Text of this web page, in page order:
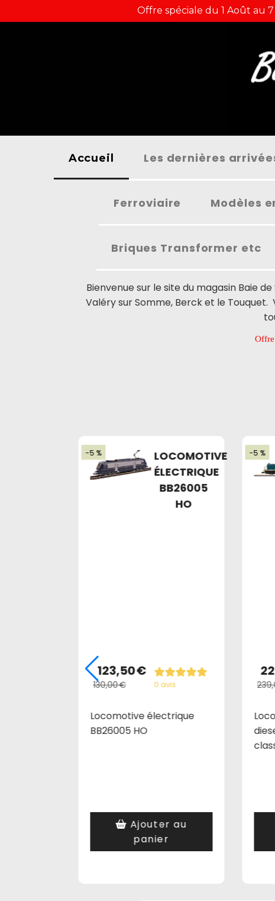
Offre spéciale du 1 Août au
Accueil Les dernières
Ferroviaire Modèles
Briques Transformer etc
Bienvenue sur le site du magasin Baie
Valéry sur Somme, Berck et le
Offre spéciale du
-5 %
LOCOMOTIVE
ÉLECTRIQUE
BB26005
HO
0 avis
123,50€
130,00€
Locomotive électrique
BB26005 HO
Ajouter au
panier
-5 %